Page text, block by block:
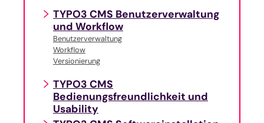
TYPO3 CMS Benutzerverwaltung
und Workflow
Benutzerverwaltung
Workflow
Versionierung
TYPO3 CMS
Bedienungsfreundlichkeit und
Usability